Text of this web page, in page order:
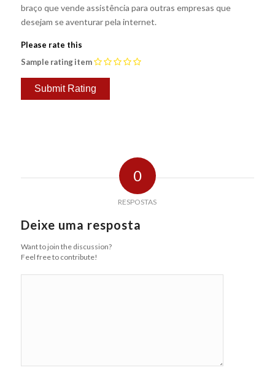
braço que vende assistência para outras empresas que
desejam se aventurar pela internet.
Please rate this
Sample rating item
0
RESPOSTAS
Deixe uma resposta
Want to join the discussion?
Feel free to contribute!